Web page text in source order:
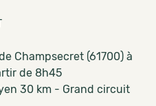
Champsecret (61700) à
de 8h45
30 km - Grand circuit